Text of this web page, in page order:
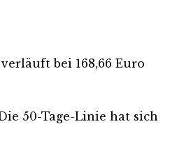
bei 168,66 Euro
50-Tage-Linie hat sich